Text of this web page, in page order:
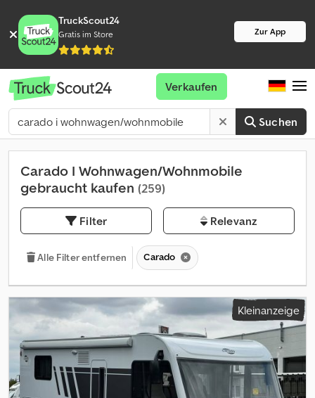
TruckScout24
Gratis im Store Zur App
Suchen
Verkaufen
Carado I Wohnwagen/Wohnmobile
gebraucht kaufen (259)
Filter Relevanz
Alle Filter entfernen Carado
Kleinanzeige